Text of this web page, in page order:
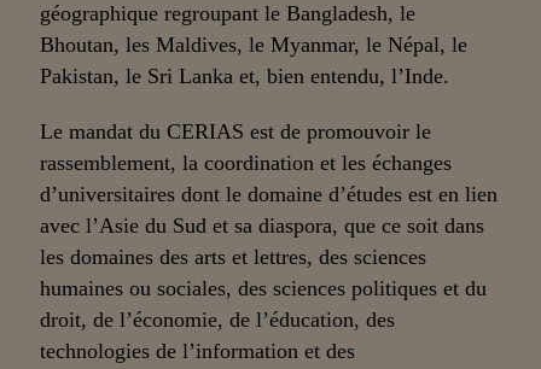
géographique regroupant le Bangladesh, le
Bhoutan, les Maldives, le Myanmar, le Népal, le
Pakistan, le Sri Lanka et, bien entendu, l’Inde.
Le mandat du CERIAS est de promouvoir le
rassemblement, la coordination et les échanges
d’universitaires dont le domaine d’études est en lien
avec l’Asie du Sud et sa diaspora, que ce soit dans
les domaines des arts et lettres, des sciences
humaines ou sociales, des sciences politiques et du
droit, de l’économie, de l’éducation, des
technologies de l’information et des